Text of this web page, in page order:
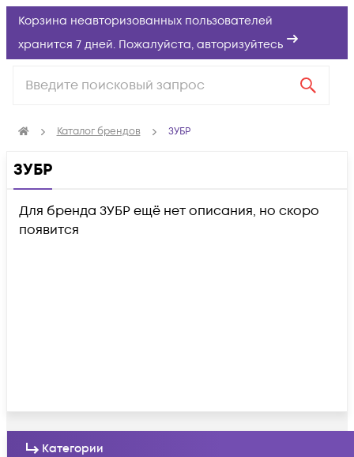
Корзина неавторизованных пользователей
хранится 7 дней. Пожалуйста, авторизуйтесь
Каталог брендов ЗУБР
ЗУБР
Для бренда ЗУБР ещё нет описания, но скоро
появится
Категории